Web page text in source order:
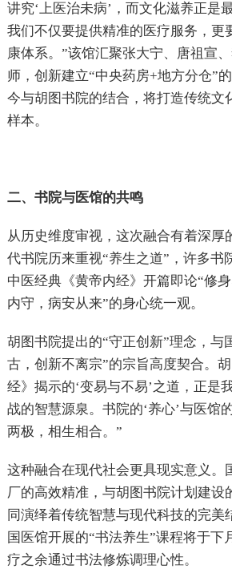
讲究‘上医治未病’，而文化滋养正是
我们不仅要提供精准的医疗服务，更
康体系。”该馆汇聚张大宁、唐祖宣
师，创新建立“中央药房+地方分仓”
今与胡图书院的结合，将打造传统文
样本。
二、书院与医馆的共鸣
从历史维度审视，这次融合有着深厚
代书院历来重视“养生之道”，许多书
中医经典《黄帝内经》开篇即论“修
内守，病安从来”的身心统一观。
胡图书院提出的“守正创新”理念，与
古，创新不离宗”的宗旨高度契合。
经》揭示的‘变易与不易’之道，正是
战的智慧源泉。书院的‘养心’与医馆
两极，相生相合。”
这种融合在现代社会更具现实意义。
厂的高效精准，与胡图书院计划建设
同演绎着传统智慧与现代科技的完美
国医馆开展的“书法养生”课程将于下
疗之余通过书法修炼调理心性。